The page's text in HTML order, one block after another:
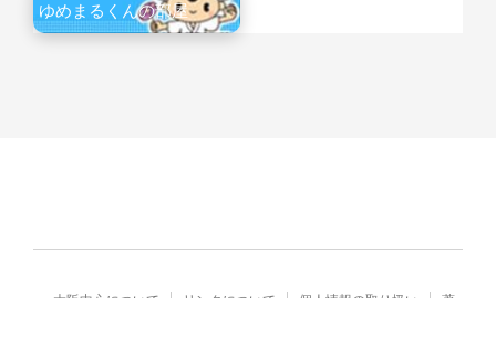
ゆめまるくんの部屋
大阪中心について リンクについて 個人情報の取り扱い
著